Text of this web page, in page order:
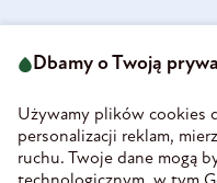
58-160 Świebodzice
REGON 890213034
INFORMACJE
Dbamy o Twoją
Używamy plików cookies
personalizacji reklam,
ruchu. Twoje dane mogą